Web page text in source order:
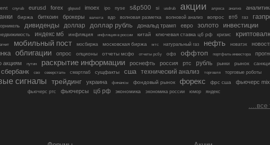
cnyrub eurusd forex gbpusd imoex ipo nyse s&p500 si usdrub акции алроса анализ
биржа биткоин брокеры валюта вдо волновая разметка волновой анализ вопрос втб газ
дивиденды доллар доллар рубль дональд трамп евро золото инвестиции
индекс мб инфляция инфляция в россии китай ключевая ставка цб рф кризис
мобильный пост мосбиржа московская биржа мтс натуральный газ нефть новатэк
облигации опрос опционы отчеты мсфо отчеты рсбу офз оффтоп портфель инвестора
акциям
путин раскрытие информации роснефть россия ртс рубль рынки рынок
сбербанк сво северсталь смартлаб сущфакты сша технический анализ торговля торговые роботы
сигналы трейдинг украина финансы фондовый рынок форекс фрс сша фьючерс mix
фьючерс ртс фьючерсы цб рф экономика экономика россии юмор яндекс
....все